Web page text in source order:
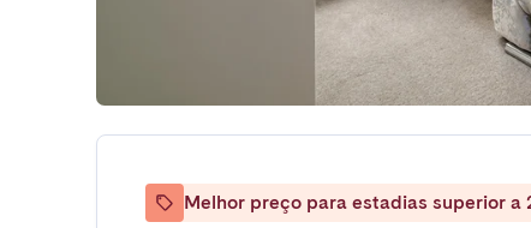
Melhor preço para estadias superior a